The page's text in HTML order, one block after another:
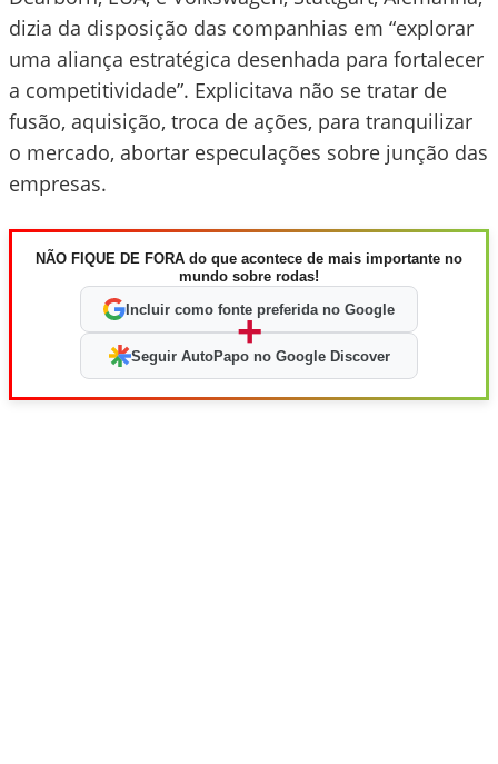
dizia da disposição das companhias em “explorar
uma aliança estratégica desenhada para fortalecer
a competitividade”. Explicitava não se tratar de
fusão, aquisição, troca de ações, para tranquilizar
o mercado, abortar especulações sobre junção das
empresas.
NÃO FIQUE DE FORA do que acontece de mais importante no
mundo sobre rodas!
Incluir como fonte preferida no Google
+
Seguir AutoPapo no Google Discover